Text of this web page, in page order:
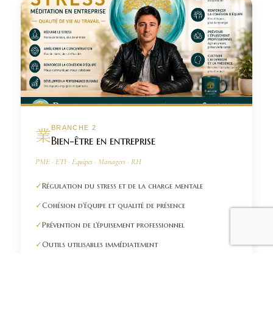
業BRANCHE 2
Bien-être en entreprise
PME · ETI · Équipes · Managers · RH
✓Régulation du stress et de la charge mentale
✓Cohésion d'équipe et qualité de présence
✓Prévention de l'épuisement professionnel
✓Outils utilisables immédiatement